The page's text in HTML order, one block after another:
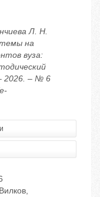
Л. Н.
на
вуза:
2026. – № 6
,